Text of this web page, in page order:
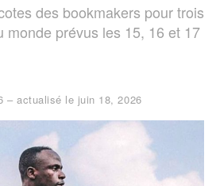
des bookmakers pour trois
monde prévus les 15, 16 et 17
– actualisé le juin 18, 2026